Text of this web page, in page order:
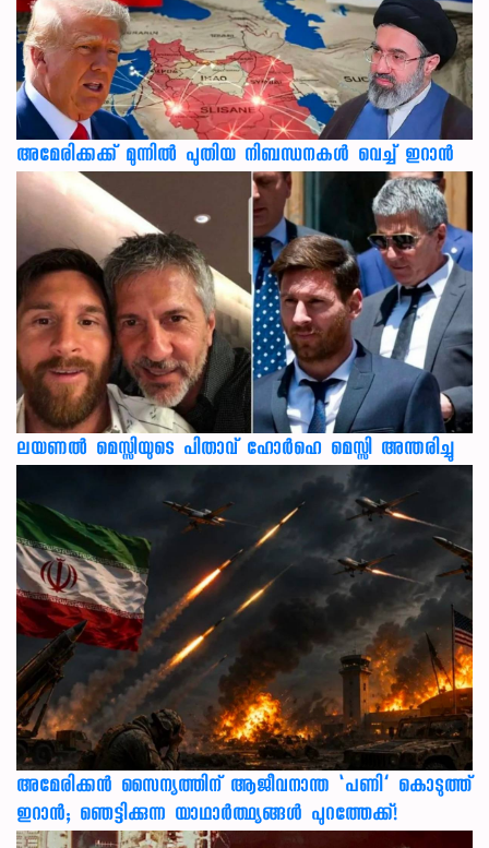
അമേരിക്കക്ക് മുന്നിൽ പുതിയ നിബന്ധനകൾ വെച്ച് ഇറാൻ
ലയണൽ മെസ്സിയുടെ പിതാവ് ഹോർഹെ മെസ്സി അന്തരിച്ചു
അമേരിക്കൻ സൈന്യത്തിന് ആജീവനാന്ത ‘പണി’ കൊടുത്ത്
ഇറാൻ; ഞെട്ടിക്കുന്ന യാഥാർത്ഥ്യങ്ങൾ പുറത്തേക്ക്!